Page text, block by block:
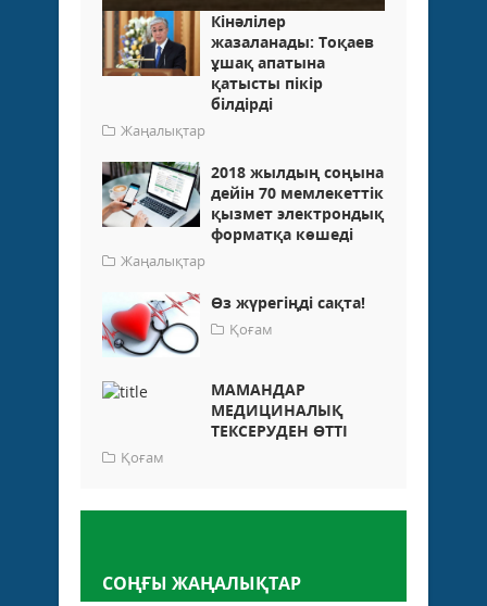
Кінәлілер
жазаланады: Тоқаев
ұшақ апатына
қатысты пікір
білдірді
Жаңалықтар
2018 жылдың соңына
дейін 70 мемлекеттік
қызмет электрондық
форматқа көшеді
Жаңалықтар
Өз жүрегіңді сақта!
Қоғам
МАМАНДАР
МЕДИЦИНАЛЫҚ
ТЕКСЕРУДЕН ӨТТІ
Қоғам
СОҢҒЫ ЖАҢАЛЫҚТАР